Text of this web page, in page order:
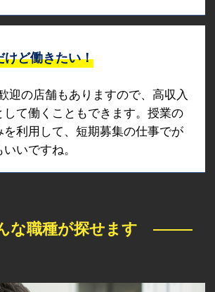
けど働きたい！
迎の店舗もありますので、高収入
して働くこともできます。授業の
を利用して、短期募集の仕事でが
いですね。
職種が探せます